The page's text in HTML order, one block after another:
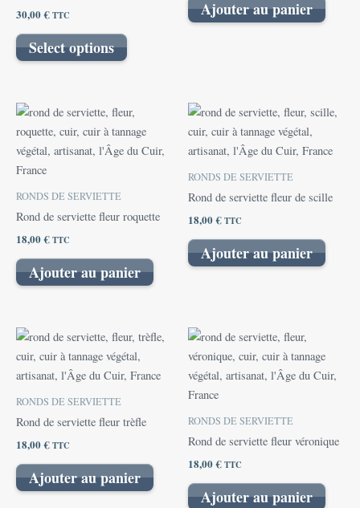
30,00€TTC
Select options
Ajouter au panier
RONDS DE SERVIETTE
Rond de serviette fleur roquette
18,00€TTC
Ajouter au panier
RONDS DE SERVIETTE
Rond de serviette fleur de scille
18,00€TTC
Ajouter au panier
RONDS DE SERVIETTE
Rond de serviette fleur trèfle
18,00€TTC
Ajouter au panier
RONDS DE SERVIETTE
Rond de serviette fleur véronique
18,00€TTC
Ajouter au panier